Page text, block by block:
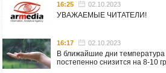
16:25 02.10.2023
УВАЖАЕМЫЕ ЧИТАТЕЛИ!
16:17 02.10.2023
В ближайшие дни температура
постепенно снизится на 8-10